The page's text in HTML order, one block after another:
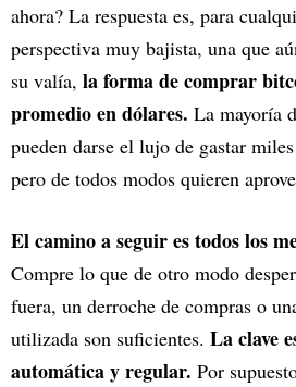
ahora? La respuesta es, para
perspectiva muy bajista, una que
su valía, la forma de comprar
promedio en dólares. La mayoría
pueden darse el lujo de gastar
pero de todos modos quieren
El camino a seguir es todos los
Compre lo que de otro modo
fuera, un derroche de compras o
utilizada son suficientes. La clave
automática y regular. Por